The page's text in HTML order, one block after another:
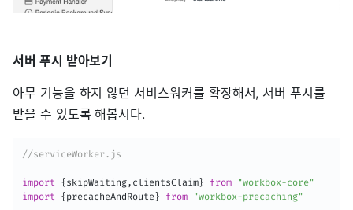
서버 푸시 받아보기
아무 기능을 하지 않던 서비스워커를 확장해서, 서버 푸시를
받을 수 있도록 해봅시다.
//serviceWorker.js
import {skipWaiting, clientsClaim} from
"workbox-core"
import
{precacheAndRoute} from "workbox-precaching"